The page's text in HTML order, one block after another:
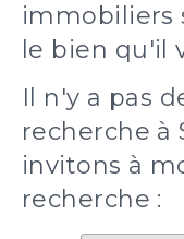
immobiliers
le bien qu'il
Il n'y a pas
recherche à
invitons à
recherche :